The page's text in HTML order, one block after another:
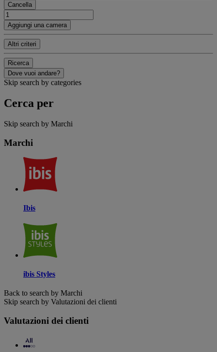
Cancella
Aggiungi una camera
Altri criteri
Ricerca
Dove vuoi andare?
Skip search by categories
Cerca per
Skip search by Marchi
Marchi
Ibis
ibis Styles
Back to search by Marchi
Skip search by Valutazioni dei clienti
Valutazioni dei clienti